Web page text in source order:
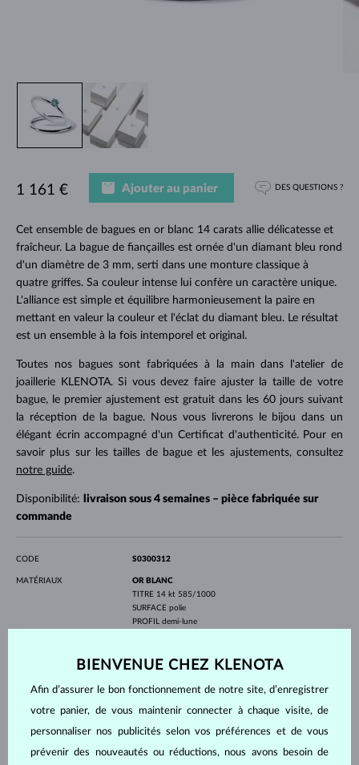
Cet ensemble de bagues en or blanc 14 carats allie délicatesse et
fraîcheur. La bague de fiançailles est ornée d'un diamant bleu rond
d'un diamètre de 3 mm, serti dans une monture classique à
quatre griffes. Sa couleur intense lui confère un caractère unique.
L'alliance est simple et équilibre harmonieusement la paire en
mettant en valeur la couleur et l'éclat du diamant bleu. Le résultat
est un ensemble à la fois intemporel et original.
Toutes nos bagues sont fabriquées à la main dans l'atelier de
joaillerie KLENOTA. Si vous devez faire ajuster la taille de votre
bague, le premier ajustement est gratuit dans les 60 jours suivant
la réception de la bague. Nous vous livrerons le bijou dans un
élégant écrin accompagné d'un Certificat d'authenticité. Pour en
savoir plus sur les tailles de bague et les ajustements, consultez
notre guide.
Disponibilité:
livraison sous 4 semaines – pièce fabriquée sur
commande
1 161 € Ajouter au panier DES QUESTIONS ?
CODE S0300312
MATÉRIAUX
OR BLANC
TITRE 14 kt 585/1000
SURFACE polie
PROFIL demi-lune
FORMERonde
PURETÉ
DIAMÈTRE3.0 mm
LARGEUR
BIENVENUE CHEZ KLENOTA
Afin d’assurer le bon fonctionnement de notre site, d’enregistrer
votre panier, de vous maintenir connecter à chaque visite, de
personnaliser nos publicités selon vos préférences et de vous
prévenir des nouveautés ou réductions, nous avons besoin de